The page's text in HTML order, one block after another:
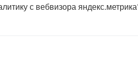
с вебвизора